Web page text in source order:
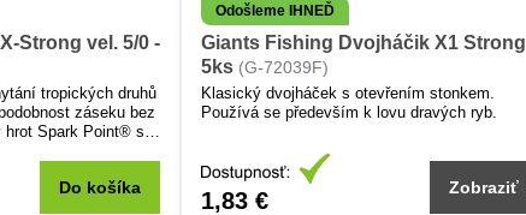
Strong vel. 5/0 -
tropických druhů
záseku bez
hrot Spark Point® s
a trvanlivosti.
návazce,
Do košíka
Odošleme IHNEĎ
Giants Fishing Dvojháčik X1 Strong
5ks (G-72039F)
Klasický dvojháček s otevřením stonkem.
Používá se především k lovu dravých ryb.
1,83 € Zobraziť